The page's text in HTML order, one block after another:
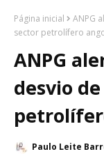
Página inicial
ANPG
sector petrolífero
ANPG
desvio
Paulo Leite